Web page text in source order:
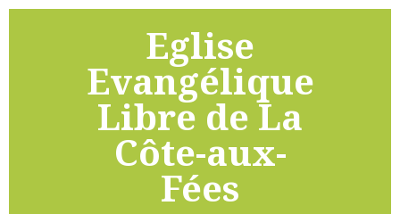
Eglise
Evangélique
Libre de La
Côte-aux-
Fées